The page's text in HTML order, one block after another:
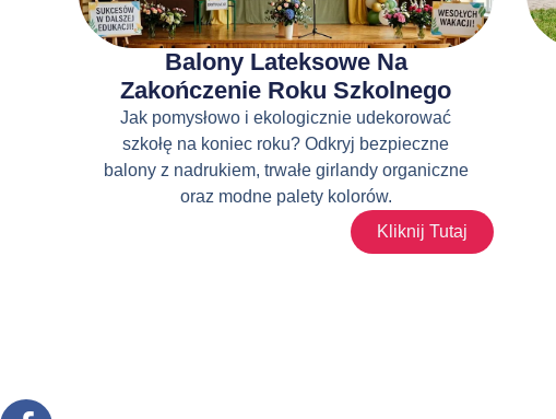
Balony Lateksowe Na
Zakończenie Roku Szkolnego
Jak pomysłowo i ekologicznie udekorować
szkołę na koniec roku? Odkryj bezpieczne
balony z nadrukiem, trwałe girlandy organiczne
oraz modne palety kolorów.
Kliknij Tutaj